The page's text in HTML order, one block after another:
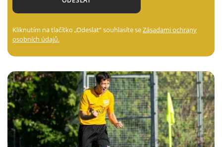
Kliknutím na tlačítko „Odeslat“ souhlasíte seZásadami ochrany
osobních údajů.